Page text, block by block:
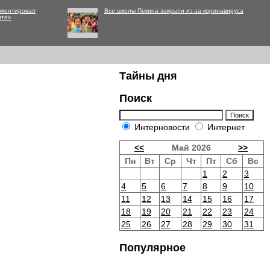
Все школы Пекина закрыли из-за коронавируса
Тайны дня
Поиск
Интерновости Интернет
<< Май 2026
>>
Пн
Вт Ср Чт Пт Сб
Вс
1
2
3
4
5 6 7 8 9
10
11
12 13 14 15 16
17
18
19 20 21 22 23
24
25
26 27 28 29 30 31
Популярное